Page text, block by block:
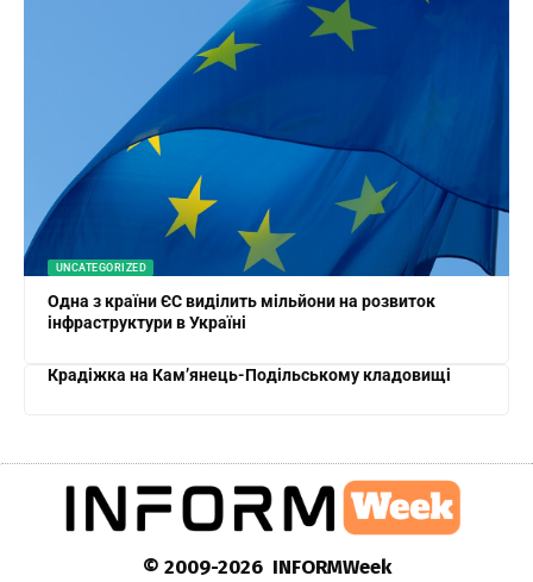
UNCATEGORIZED
Одна з країни ЄС виділить мільйони на розвиток
інфраструктури в Україні
Крадіжка на Кам’янець-Подільському кладовищі
© 2009-2026 INFORMWeek